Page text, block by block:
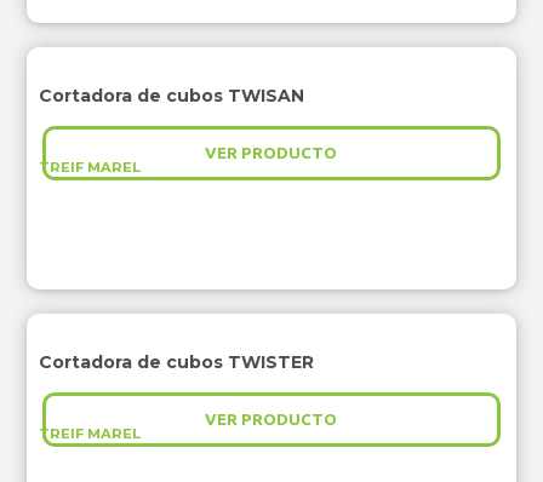
TREIF MAREL
Cortadora de cubos TWISAN
VER PRODUCTO
TREIF MAREL
Cortadora de cubos TWISTER
VER PRODUCTO